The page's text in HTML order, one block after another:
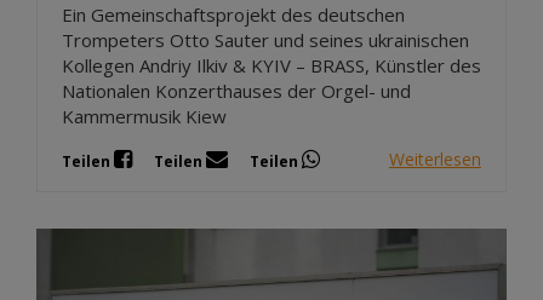
Ein Gemeinschaftsprojekt des deutschen
Trompeters Otto Sauter und seines ukrainischen
Kollegen Andriy Ilkiv & KYIV – BRASS, Künstler des
Nationalen Konzerthauses der Orgel- und
Kammermusik Kiew
Teilen Teilen Teilen Weiterlesen